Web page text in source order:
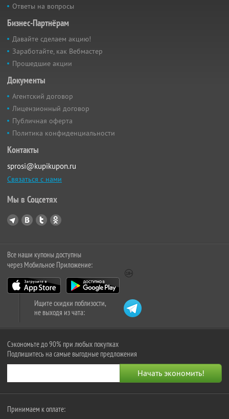
Ответы на вопросы
Бизнес-Партнёрам
Давайте сделаем акцию!
Заработайте, как Вебмастер
Прошедшие акции
Документы
Агентский договор
Лицензионный договор
Публичная оферта
Политика конфиденциальности
Контакты
sprosi@kupikupon.ru
Связаться с нами
Мы в Соцсетях
Все наши купоны доступны
через Мобильное Приложение:
Ищите скидки поблизости,
не выходя из чата:
Сэкономьте до 90% при любых покупках
Подпишитесь на самые выгодные предложения
Принимаем к оплате: